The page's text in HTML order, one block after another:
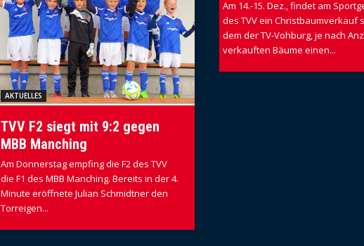
AKTUELLES
TVV F2 siegt mit 9:2 gegen
MBB Manching
Am Donnerstag empfing die F2 des TVV
die F1 des MBB Manching. Bereits in der 4.
Minute eröffnete Julian Schmidtner den
Torreigen...
Am 14.-15. Dez., findet am
des TVV ein Christbaumverkauf
dem der TV-Vohburg, je nach
verkauften Bäume einen...